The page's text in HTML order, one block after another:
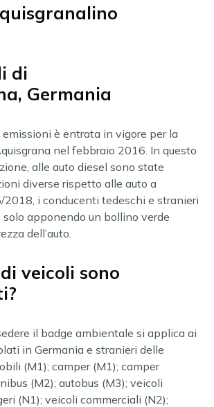
di
Germania
emissioni è entrata in vigore per la
nel febbraio 2016. In questo
alle auto diesel sono state
diverse rispetto alle auto a
2018, i conducenti tedeschi e stranieri
apponendo un bollino verde
dell’auto.
veicoli sono
il badge ambientale si applica ai
in Germania e stranieri delle
(M1); camper (M1); camper
(M2); autobus (M3); veicoli
(N1); veicoli commerciali (N2);